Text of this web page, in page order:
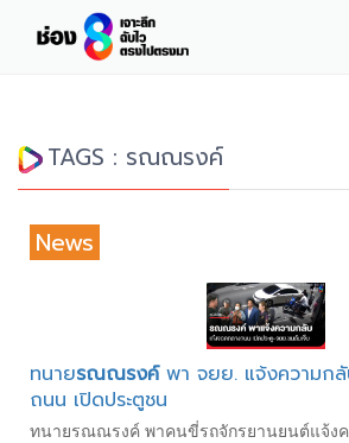
TAGS : รณณรงค์
News
ทนายรณณรงค์พา จยย. แจ้งความก
ถนน เปิดประตูชน
ทนายรณณรงค์ พาคนขี่รถจักรยานยนต์แจ้ง